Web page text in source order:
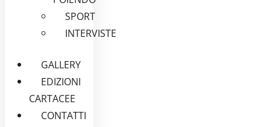
SPORT
INTERVISTE
GALLERY
EDIZIONI
CARTACEE
CONTATTI